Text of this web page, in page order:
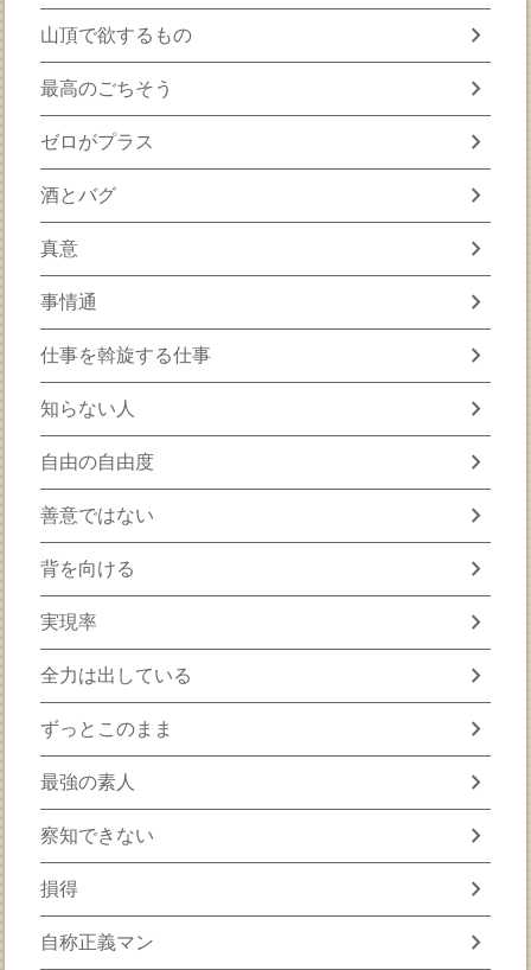
山頂で欲するもの chevron_right
最高のごちそう chevron_right
ゼロがプラス chevron_right
酒とバグ chevron_right
真意 chevron_right
事情通 chevron_right
仕事を斡旋する仕事 chevron_right
知らない人 chevron_right
自由の自由度 chevron_right
善意ではない chevron_right
背を向ける chevron_right
実現率 chevron_right
全力は出している chevron_right
ずっとこのまま chevron_right
最強の素人 chevron_right
察知できない chevron_right
損得 chevron_right
自称正義マン chevron_right